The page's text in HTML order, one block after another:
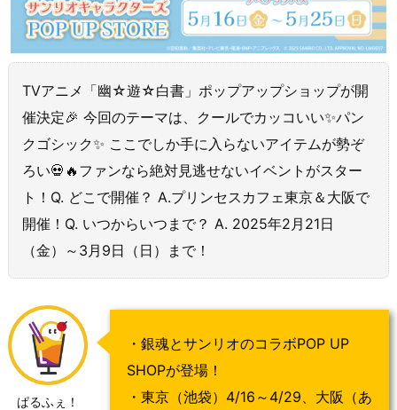
TVアニメ「幽☆遊☆白書」ポップアップショップが開
催決定🎉 今回のテーマは、クールでカッコいい✨パン
クゴシック✨ ここでしか手に入らないアイテムが勢ぞ
ろい💀🔥ファンなら絶対見逃せないイベントがスター
ト！Q. どこで開催？ A.プリンセスカフェ東京＆大阪で
開催！Q. いつからいつまで？ A. 2025年2月21日
（金）～3月9日（日）まで！
ぱるふぇ！
・銀魂とサンリオのコラボPOP UP
SHOPが登場！
・東京（池袋）4/16～4/29、大阪（あ